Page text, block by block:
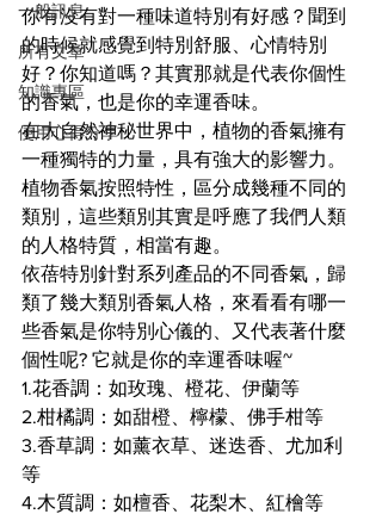
一般訊息
所有文章
知識專區
使用心得分享
你有沒有對一種味道特別有好感？聞到
的時候就感覺到特別舒服、心情特別
好？你知道嗎？其實那就是代表你個性
的香氣，也是你的幸運香味。
在大自然神秘世界中，植物的香氣擁有
一種獨特的力量，具有強大的影響力。
植物香氣按照特性，區分成幾種不同的
類別，這些類別其實是呼應了我們人類
的人格特質，相當有趣。
依蓓特別針對系列產品的不同香氣，歸
類了幾大類別香氣人格，來看看有哪一
些香氣是你特別心儀的、又代表著什麼
個性呢? 它就是你的幸運香味喔~
1.花香調：如玫瑰、橙花、伊蘭等
2.柑橘調：如甜橙、檸檬、佛手柑等
3.香草調：如薰衣草、迷迭香、尤加利
等
4.木質調：如檀香、花梨木、紅檜等